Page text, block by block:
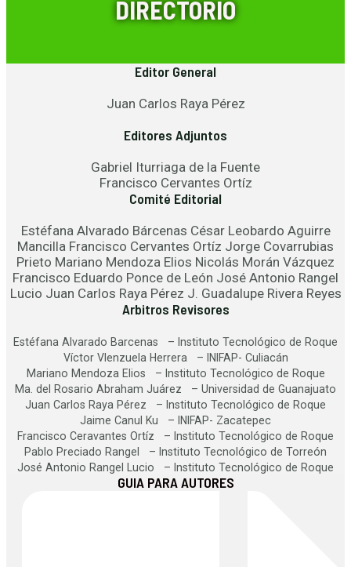
DIRECTORIO
Editor General
Juan Carlos Raya Pérez
Editores Adjuntos
Gabriel Iturriaga de la Fuente
Francisco Cervantes Ortíz
Comité Editorial
Estéfana Alvarado Bárcenas César Leobardo Aguirre
Mancilla Francisco Cervantes Ortíz Jorge Covarrubias
Prieto Mariano Mendoza Elios Nicolás Morán Vázquez
Francisco Eduardo Ponce de León José Antonio Rangel
Lucio Juan Carlos Raya Pérez J. Guadalupe Rivera Reyes
Arbitros Revisores
Estéfana Alvarado Barcenas – Instituto Tecnológico de Roque
Víctor Vlenzuela Herrera – INIFAP- Culiacán
Mariano Mendoza Elios – Instituto Tecnológico de Roque
Ma. del Rosario Abraham Juárez – Universidad de Guanajuato
Juan Carlos Raya Pérez – Instituto Tecnológico de Roque
Jaime Canul Ku – INIFAP- Zacatepec
Francisco Ceravantes Ortíz – Instituto Tecnológico de Roque
Pablo Preciado Rangel – Instituto Tecnológico de Torreón
José Antonio Rangel Lucio – Instituto Tecnológico de Roque
GUIA PARA AUTORES